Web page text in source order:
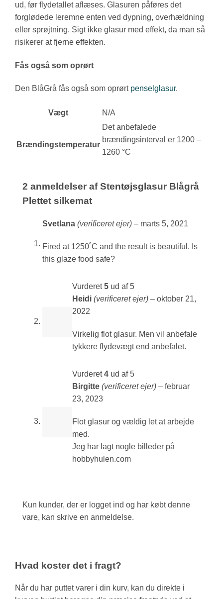
ud, før flydetallet aflæses. Glasuren påføres det
forglødede leremne enten ved dypning, overhældning
eller sprøjtning. Sigt ikke glasur med effekt, da man så
risikerer at fjerne effekten.
Fås også som oprørt
Den BlåGrå fås også som oprørt penselglasur.
Vægt N/A
Brændingstemperatur
Det anbefalede
brændingsinterval er 1200 –
1260 °C
2 anmeldelser afStentøjsglasur Blågrå
Plettet silkemat
Svetlana (verificeret ejer) – marts 5, 2021
Fired at 1250˚C and the result is beautiful. Is
this glaze food safe?
Vurderet5 ud af 5
Heidi (verificeret ejer) – oktober 21,
2022
Virkelig flot glasur. Men vil anbefale
tykkere flydevægt end anbefalet.
Vurderet4 ud af 5
Birgitte (verificeret ejer) – februar
23, 2023
Flot glasur og vældig let at arbejde
med.
Jeg har lagt nogle billeder på
hobbyhulen.com
Kun kunder, der er logget ind og har købt denne
vare, kan skrive en anmeldelse.
Hvad koster det i fragt?
Når du har puttet varer i din kurv, kan du direkte i